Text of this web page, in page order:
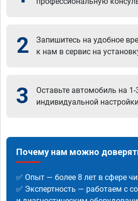
2
Запишитесь на удобное
к нам в сервис на
3
Оставьте автомобиль на 1-
индивидуальной
Почему нам можно
✅ Опыт — более 8 лет в сфере
✅ Экспертность — работаем с